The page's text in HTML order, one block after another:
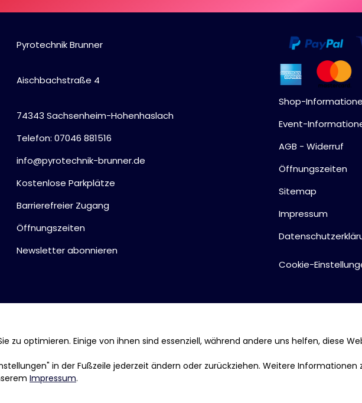
Pyrotechnik Brunner
Aischbachstraße 4
74343 Sachsenheim-Hohenhaslach
Telefon: 07046 881516
info@pyrotechnik-brunner.de
Kostenlose Parkplätze
Barrierefreier Zugang
Öffnungszeiten
Newsletter abonnieren
Shop-
Event-
AGB - Widerruf
Öffnungszeiten
Sitemap
Impressum
Cookie-
zu optimieren. Einige von ihnen sind essenziell, während andere uns helfen, diese
in der Fußzeile jederzeit ändern oder zurückziehen. Weitere Informationen
Impressum.